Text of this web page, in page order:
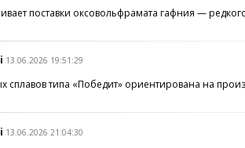
поставки оксовольфрамата гафния —
13.06.2026 19:51:29
сплавов типа «Победит» ориентирована на
13.06.2026 21:04:30